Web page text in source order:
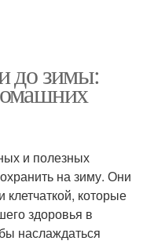
до зимы:
и полезных
на зиму. Они
которые
здоровья в
наслаждаться